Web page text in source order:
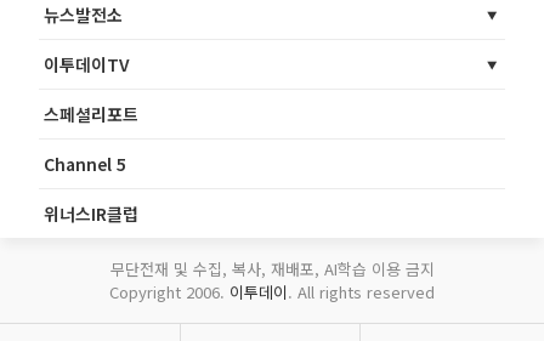
뉴스발전소
이투데이TV
스페셜리포트
Channel 5
위너스IR클럽
무단전재 및 수집, 복사, 재배포, AI학습 이용 금지
Copyright 2006. 이투데이. All rights reserved